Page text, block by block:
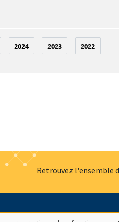
2024 2023 2022
Retrouvez l'ensemble
Hommage à Actualités